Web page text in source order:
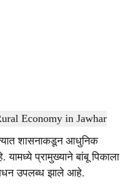
-Agrowon
शासनाकडून आधुनिक
प्रामुख्याने बांबू पिकाला
उपलब्ध झाले आहे.